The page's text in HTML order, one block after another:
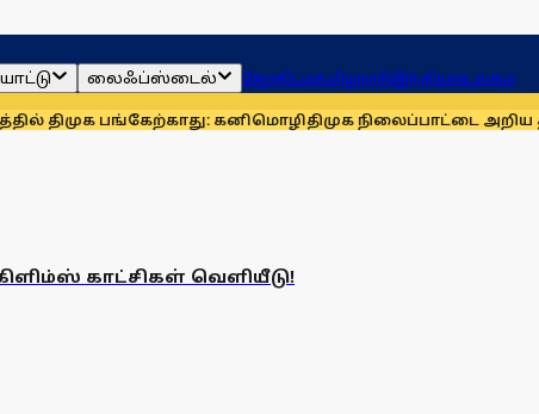
லைஃப்ஸ்டைல் ஜோதிடம்தமிழ்நாடுஇந்தியாஉலகம்
பங்கேற்காது: கனிமொழிதிமுக நிலைப்பாட்டை அறிய
காட்சிகள் வெளியீடு!